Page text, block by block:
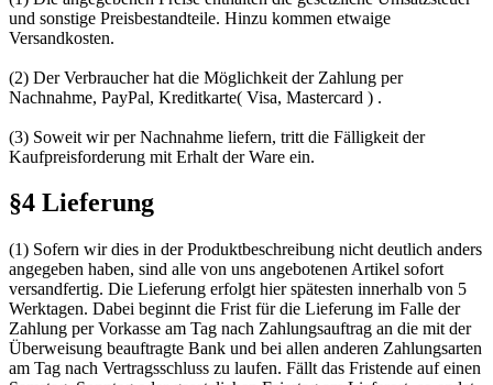
und sonstige Preisbestandteile. Hinzu kommen etwaige
Versandkosten.
(2) Der Verbraucher hat die Möglichkeit der Zahlung per
Nachnahme, PayPal, Kreditkarte( Visa, Mastercard ) .
(3) Soweit wir per Nachnahme liefern, tritt die Fälligkeit der
Kaufpreisforderung mit Erhalt der Ware ein.
§4 Lieferung
(1) Sofern wir dies in der Produktbeschreibung nicht deutlich anders
angegeben haben, sind alle von uns angebotenen Artikel sofort
versandfertig. Die Lieferung erfolgt hier spätesten innerhalb von 5
Werktagen. Dabei beginnt die Frist für die Lieferung im Falle der
Zahlung per Vorkasse am Tag nach Zahlungsauftrag an die mit der
Überweisung beauftragte Bank und bei allen anderen Zahlungsarten
am Tag nach Vertragsschluss zu laufen. Fällt das Fristende auf einen